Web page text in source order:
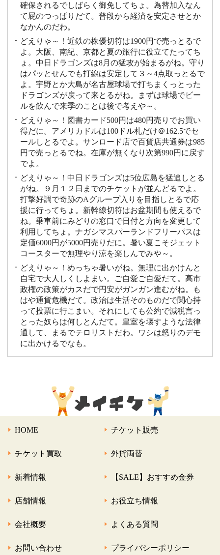
確保されるでしばらく御免してちょ。為替加入なん
て屁のつっぱりだて。普段から経済を安定させとか
なかんのだわ。
どえりゃ～！近鉄の株優切符は1900円で売っとるで
よ。大阪、南紀、京都と夏の旅行に役立てたってち
ょ。中日ドラゴンズは8月の猛攻が始まるがね。守り
はパッとせんでも打線は安定して３～4点取っとるで
よ。宇野とか大島が名古屋球場で打ちまくっとった
ドラゴンズが戻って来とるがね。まずは球場でビー
ルを飲んで来季のことは後で考えや～。
どえりゃ～！図書カード500円は480円売りでお買い
得だに。アメリカドルは100ドル札だけ＠162.5でセ
ールしとるでよ。サンロード店で百貨店共通券は985
円で売っとるでね。在庫が無くなり次第990円に戻す
でよ。
どえりゃ～！中日ドラゴンズは5位広島を猛追しとる
がね。９月１２日までのチケットが並んどるでよ。
打撃好調で奇跡のAグループ入りを目指しとるで応
援に行ってちょ。新幹線切符はお盆期間も使えるで
ね。乗車前にみどりの窓口で日付と方向を変更して
利用してちょ。ナガシマスパーランドフリーパスは
定価6000円が5000円売りだに。暑い夏こそジェット
コースターで無理やり涼を楽しんでみや～。
どえりゃ～！めっちゃ暑いがね。無理に出かけんと
自宅で大人しくしよまい。ご自愛ご自愛だて。高市
政権の政策がカスだで円安がガンガン進むがね。も
はや通貨危機だて。政治は生活そのものだで関心持
って投票に行こまい。それにしても公約で減税言っ
とった奴らは何しとんだて。皇室を壊すような法律
通して、まるでテロリストだわ。ワシは怒りのデモ
に出かけるでなも。
HOME チケット販売
チケット買取 外貨両替
新着情報 【SALE】おすすめ金券
店舗情報 お役立ち情報
会社概要 よくある質問
お問い合わせ プライバシーポリシー